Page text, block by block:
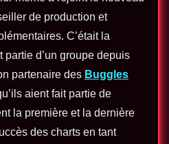
de production et
C’était la
partie d’un groupe depuis
partenaire des Buggles
aient fait partie de
la première et la dernière
des charts en tant